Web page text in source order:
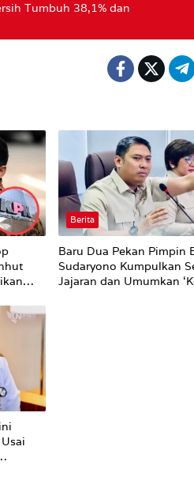
Tumbuh 38,1% dan
Berita
Baru Dua Pekan Pimpin
Sudaryono Kumpulkan
Jajaran dan Umumkan